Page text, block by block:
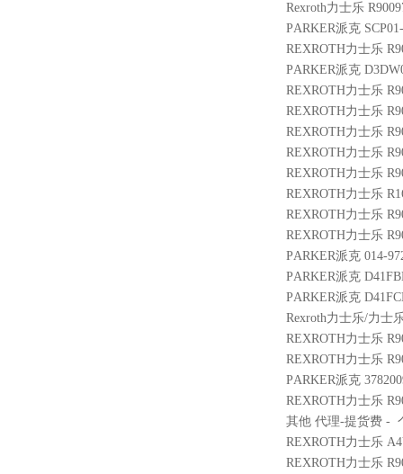
Rexroth力士乐
PARKER派克
REXROTH力士乐
PARKER派克
REXROTH力士乐
REXROTH力士乐
REXROTH力士乐
REXROTH力士乐
REXROTH力士乐
REXROTH力士乐
REXROTH力士乐
REXROTH力士乐
PARKER派克 014-
PARKER派克
PARKER派克
Rexroth力士乐/力士
REXROTH力士乐
REXROTH力士乐
PARKER派克
REXROTH力士乐
其他 代理-提货费 -
REXROTH力士乐
REXROTH力士乐